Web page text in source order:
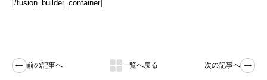
[/fusion_builder_container]
前の記事へ 一覧へ戻る 次の記事へ